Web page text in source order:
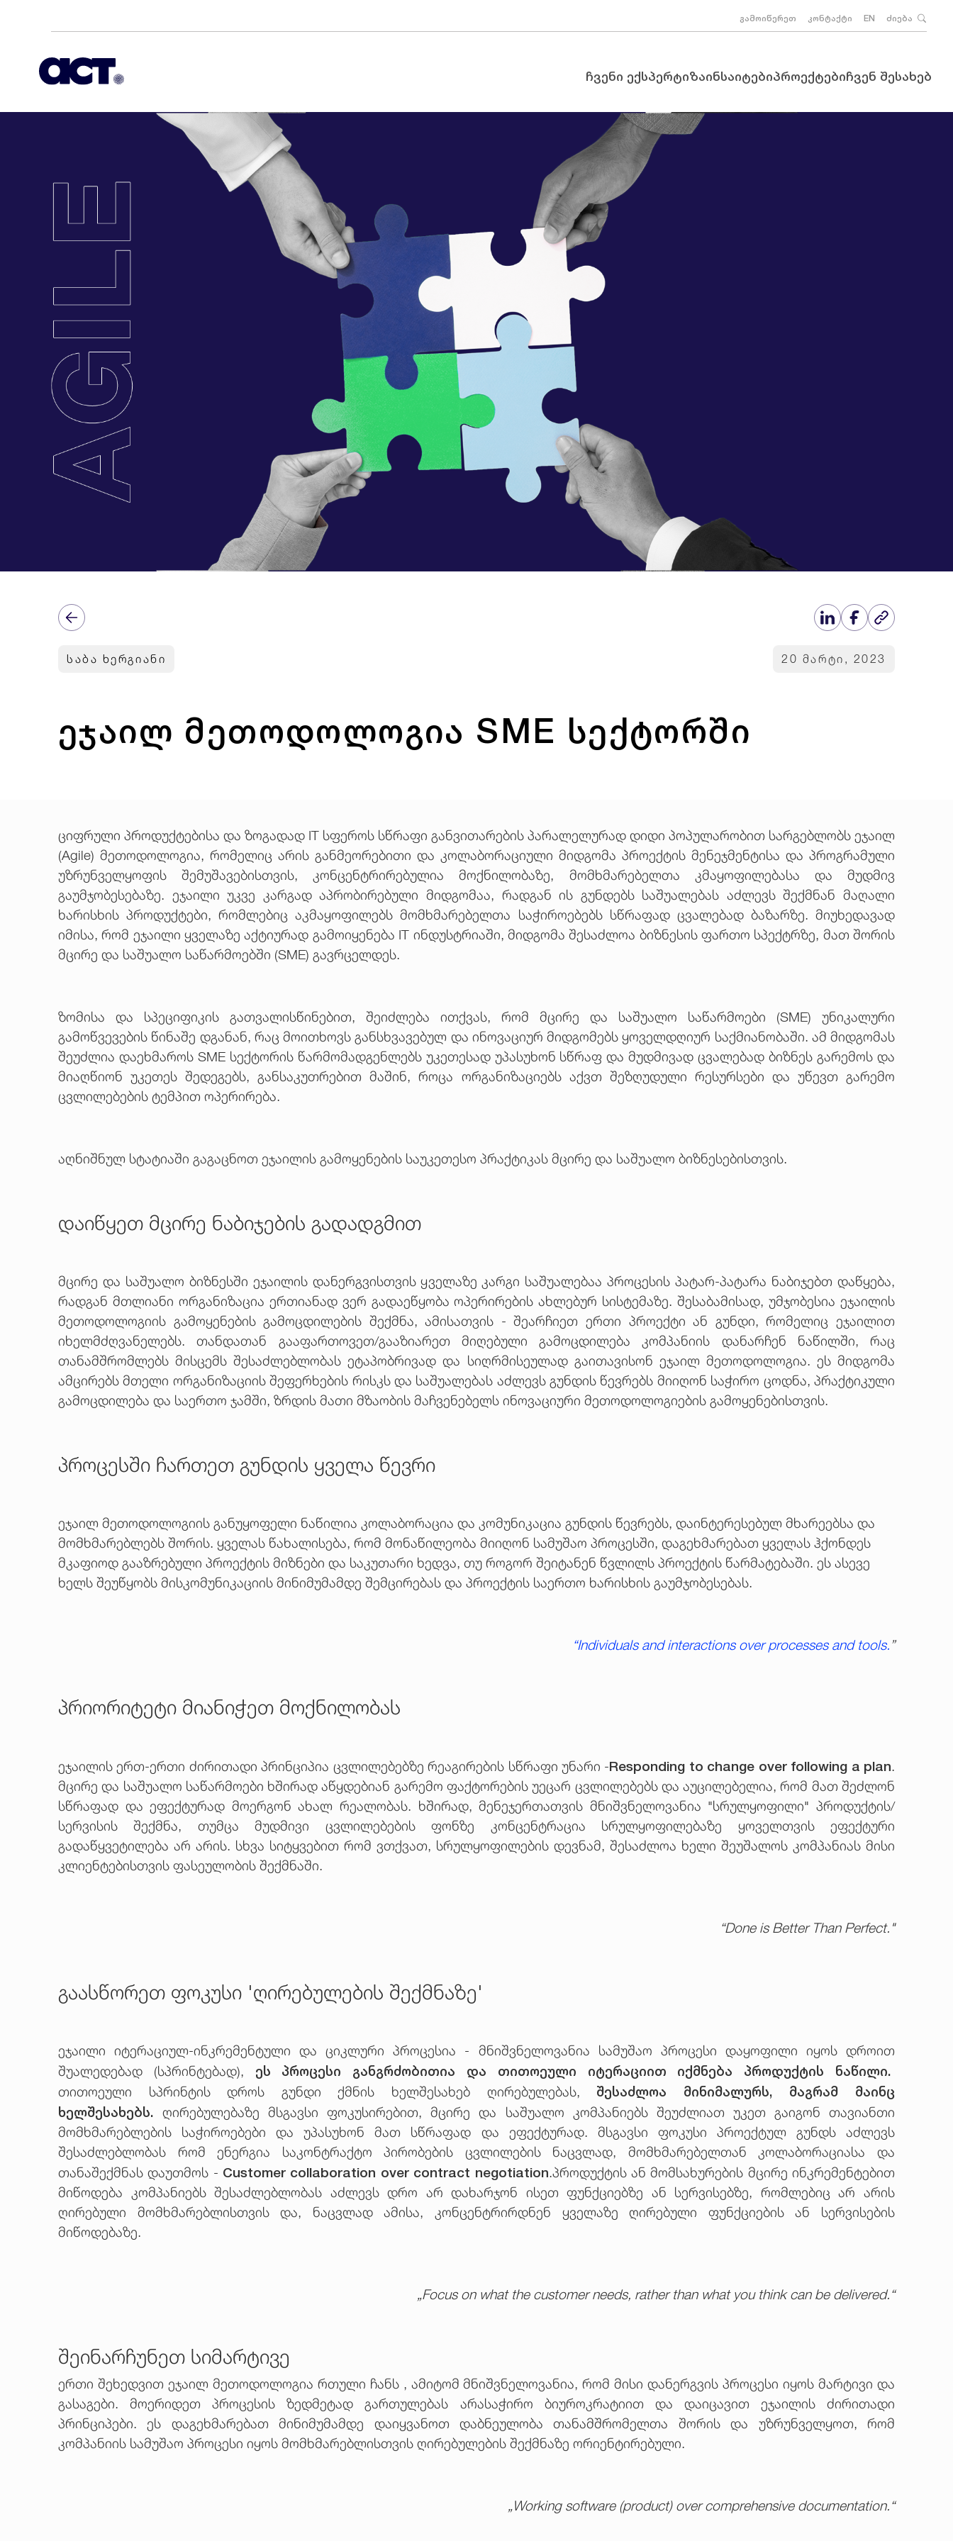
გამოიწერეთ კონტაქტი EN ძიება
ჩვენი ექსპერტიზაინსაიტებიპროექტებიჩვენ შესახებ
საბა ხერგიანი 20 მარტი, 2023
ეჯაილ მეთოდოლოგია SME სექტორში
ციფრული პროდუქტებისა და ზოგადად IT სფეროს სწრაფი განვითარების პარალელურად დიდი პოპულარობით სარგებლობს ეჯაილ
(Agile) მეთოდოლოგია, რომელიც არის განმეორებითი და კოლაბორაციული მიდგომა პროექტის მენეჯმენტისა და პროგრამული
უზრუნველყოფის შემუშავებისთვის, კონცენტრირებულია მოქნილობაზე, მომხმარებელთა კმაყოფილებასა და მუდმივ
გაუმჯობესებაზე. ეჯაილი უკვე კარგად აპრობირებული მიდგომაა, რადგან ის გუნდებს საშუალებას აძლევს შექმნან მაღალი
ხარისხის პროდუქტები, რომლებიც აკმაყოფილებს მომხმარებელთა საჭიროებებს სწრაფად ცვალებად ბაზარზე. მიუხედავად
იმისა, რომ ეჯაილი ყველაზე აქტიურად გამოიყენება IT ინდუსტრიაში, მიდგომა შესაძლოა ბიზნესის ფართო სპექტრზე, მათ შორის
მცირე და საშუალო საწარმოებში (SME) გავრცელდეს.
ზომისა და სპეციფიკის გათვალისწინებით, შეიძლება ითქვას, რომ მცირე და საშუალო საწარმოები (SME) უნიკალური
გამოწვევების წინაშე დგანან, რაც მოითხოვს განსხვავებულ და ინოვაციურ მიდგომებს ყოველდღიურ საქმიანობაში. ამ მიდგომას
შეუძლია დაეხმაროს SME სექტორის წარმომადგენლებს უკეთესად უპასუხონ სწრაფ და მუდმივად ცვალებად ბიზნეს გარემოს და
მიაღწიონ უკეთეს შედეგებს, განსაკუთრებით მაშინ, როცა ორგანიზაციებს აქვთ შეზღუდული რესურსები და უწევთ გარემო
ცვლილებების ტემპით ოპერირება.
აღნიშნულ სტატიაში გაგაცნოთ ეჯაილის გამოყენების საუკეთესო პრაქტიკას მცირე და საშუალო ბიზნესებისთვის.
დაიწყეთ მცირე ნაბიჯების გადადგმით
მცირე და საშუალო ბიზნესში ეჯაილის დანერგვისთვის ყველაზე კარგი საშუალებაა პროცესის პატარ-პატარა ნაბიჯებთ დაწყება,
რადგან მთლიანი ორგანიზაცია ერთიანად ვერ გადაეწყობა ოპერირების ახლებურ სისტემაზე. შესაბამისად, უმჯობესია ეჯაილის
მეთოდოლოგიის გამოყენების გამოცდილების შექმნა, ამისათვის - შეარჩიეთ ერთი პროექტი ან გუნდი, რომელიც ეჯაილით
იხელმძღვანელებს. თანდათან გააფართოვეთ/გააზიარეთ მიღებული გამოცდილება კომპანიის დანარჩენ ნაწილში, რაც
თანამშრომლებს მისცემს შესაძლებლობას ეტაპობრივად და სიღრმისეულად გაითავისონ ეჯაილ მეთოდოლოგია. ეს მიდგომა
ამცირებს მთელი ორგანიზაციის შეფერხების რისკს და საშუალებას აძლევს გუნდის წევრებს მიიღონ საჭირო ცოდნა, პრაქტიკული
გამოცდილება და საერთო ჯამში, ზრდის მათი მზაობის მაჩვენებელს ინოვაციური მეთოდოლოგიების გამოყენებისთვის.
პროცესში ჩართეთ გუნდის ყველა წევრი
ეჯაილ მეთოდოლოგიის განუყოფელი ნაწილია კოლაბორაცია და კომუნიკაცია გუნდის წევრებს, დაინტერესებულ მხარეებსა და
მომხმარებლებს შორის. ყველას წახალისება, რომ მონაწილეობა მიიღონ სამუშაო პროცესში, დაგეხმარებათ ყველას ჰქონდეს
მკაფიოდ გააზრებული პროექტის მიზნები და საკუთარი ხედვა, თუ როგორ შეიტანენ წვლილს პროექტის წარმატებაში. ეს ასევე
ხელს შეუწყობს მისკომუნიკაციის მინიმუმამდე შემცირებას და პროექტის საერთო ხარისხის გაუმჯობესებას.
“Individuals and interactions over processes and tools.”
პრიორიტეტი მიანიჭეთ მოქნილობას
ეჯაილის ერთ-ერთი ძირითადი პრინციპია ცვლილებებზე რეაგირების სწრაფი უნარი -Responding to change over following a plan.
მცირე და საშუალო საწარმოები ხშირად აწყდებიან გარემო ფაქტორების უეცარ ცვლილებებს და აუცილებელია, რომ მათ შეძლონ
სწრაფად და ეფექტურად მოერგონ ახალ რეალობას. ხშირად, მენეჯერთათვის მნიშვნელოვანია "სრულყოფილი" პროდუქტის/
სერვისის შექმნა, თუმცა მუდმივი ცვლილებების ფონზე კონცენტრაცია სრულყოფილებაზე ყოველთვის ეფექტური
გადაწყვეტილება არ არის. სხვა სიტყვებით რომ ვთქვათ, სრულყოფილების დევნამ, შესაძლოა ხელი შეუშალოს კომპანიას მისი
კლიენტებისთვის ფასეულობის შექმნაში.
“Done is Better Than Perfect."
გაასწორეთ ფოკუსი 'ღირებულების შექმნაზე'
ეჯაილი იტერაციულ-ინკრემენტული და ციკლური პროცესია - მნიშვნელოვანია სამუშაო პროცესი დაყოფილი იყოს დროით
შუალედებად (სპრინტებად), ეს პროცესი განგრძობითია და თითოეული იტერაციით იქმნება პროდუქტის ნაწილი.
თითოეული სპრინტის დროს გუნდი ქმნის ხელშესახებ ღირებულებას, შესაძლოა მინიმალურს, მაგრამ მაინც
ხელშესახებს.ღირებულებაზე მსგავსი ფოკუსირებით, მცირე და საშუალო კომპანიებს შეუძლიათ უკეთ გაიგონ თავიანთი
მომხმარებლების საჭიროებები და უპასუხონ მათ სწრაფად და ეფექტურად. მსგავსი ფოკუსი პროექტულ გუნდს აძლევს
შესაძლებლობას რომ ენერგია საკონტრაქტო პირობების ცვლილების ნაცვლად, მომხმარებელთან კოლაბორაციასა და
თანაშექმნას დაუთმოს - Customer collaboration over contract negotiation.პროდუქტის ან მომსახურების მცირე ინკრემენტებით
მიწოდება კომპანიებს შესაძლებლობას აძლევს დრო არ დახარჯონ ისეთ ფუნქციებზე ან სერვისებზე, რომლებიც არ არის
ღირებული მომხმარებლისთვის და, ნაცვლად ამისა, კონცენტრირდნენ ყველაზე ღირებული ფუნქციების ან სერვისების
მიწოდებაზე.
„Focus on what the customer needs, rather than what you think can be delivered.“
შეინარჩუნეთ სიმარტივე
ერთი შეხედვით ეჯაილ მეთოდოლოგია რთული ჩანს , ამიტომ მნიშვნელოვანია, რომ მისი დანერგვის პროცესი იყოს მარტივი და
გასაგები. მოერიდეთ პროცესის ზედმეტად გართულებას არასაჭირო ბიუროკრატიით და დაიცავით ეჯაილის ძირითადი
პრინციპები. ეს დაგეხმარებათ მინიმუმამდე დაიყვანოთ დაბნეულობა თანამშრომელთა შორის და უზრუნველყოთ, რომ
კომპანიის სამუშაო პროცესი იყოს მომხმარებლისთვის ღირებულების შექმნაზე ორიენტირებული.
„Working software (product) over comprehensive documentation.“